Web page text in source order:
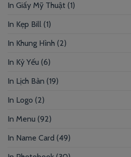
In Giấy Mỹ Thuật (1)
In Kẹp Bill (1)
In Khung Hình (2)
In Kỷ Yếu (6)
In Lịch Bàn (19)
In Logo (2)
In Menu (92)
In Name Card (49)